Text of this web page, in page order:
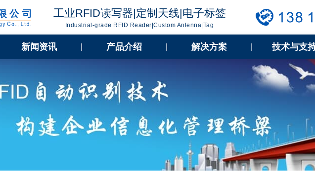
工业RFID读写器|定制天线|电子标签
Industrial-grade RFID Reader|Custom Antenna|Tag
新闻资讯 产品介绍 解决方案 技术与支